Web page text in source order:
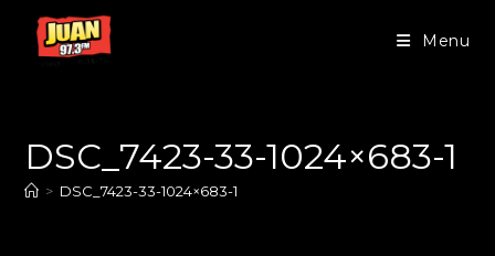
Menu
DSC_7423-33-1024×683-1
> DSC_7423-33-1024×683-1